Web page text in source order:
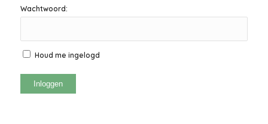
Wachtwoord:
Houd me ingelogd
Inloggen